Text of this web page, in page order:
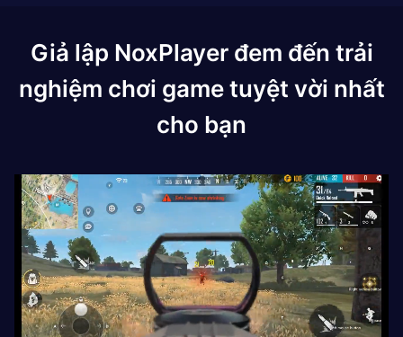
Giả lập NoxPlayer đem đến trải
nghiệm chơi game tuyệt vời nhất
cho bạn